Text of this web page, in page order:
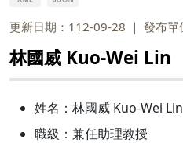
更新日期：112-09-28 發布單
林國威 Kuo-Wei Lin
姓名：林國威 Kuo-Wei
職級：兼任助理教授